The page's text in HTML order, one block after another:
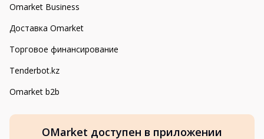
Omarket Business
Доставка Omarket
Торговое финансирование
Tenderbot.kz
Omarket b2b
OMarket доступен в приложении